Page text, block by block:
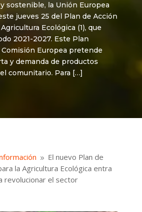
sostenible, la Unión Europea
jueves 25 del Plan de Acción
Ecológica (1), que
2021-2027. Este Plan
Europea pretende
y demanda de productos
comunitario. Para […]
9 El nuevo Plan de
la Agricultura Ecológica entra
revolucionar el sector